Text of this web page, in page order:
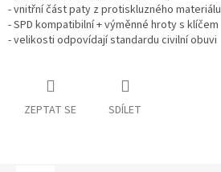
- vnitřní část paty z protiskluzného materiálu
- SPD kompatibilní + výměnné hroty s klíčem
- velikosti odpovídají standardu civilní obuvi
ZEPTAT SE SDÍLET